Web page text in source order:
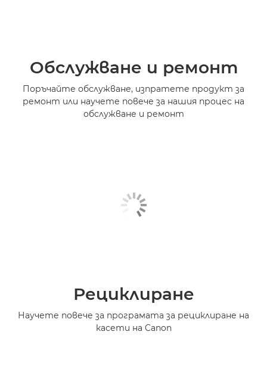
Обслужване и ремонт
Поръчайте обслужване, изпратете продукт за
ремонт или научете повече за нашия процес на
обслужване и ремонт
Рециклиране
Научете повече за програмата за рециклиране на
касети на Canon